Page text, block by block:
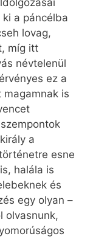
a páncélba
lovag,
míg itt
névtelenül
ez a
is
a
esne
halála is
és
egy olyan –
olvasnunk,